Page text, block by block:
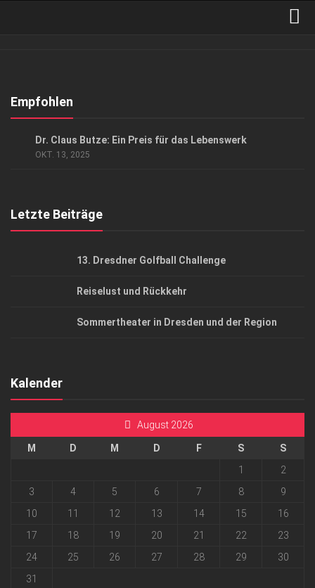
Kontakt, Impressum
Empfohlen
Dr. Claus Butze: Ein Preis für das Lebenswerk
OKT. 13, 2025
Letzte Beiträge
13. Dresdner Golfball Challenge
Reiselust und Rückkehr
Sommertheater in Dresden und der Region
Kalender
August 2026
M D M D F S
S
1
2
3
4 5 6 7 8
9
10
11 12 13 14 15
16
17
18 19 20 21 22
23
24
25 26 27 28 29
30
31